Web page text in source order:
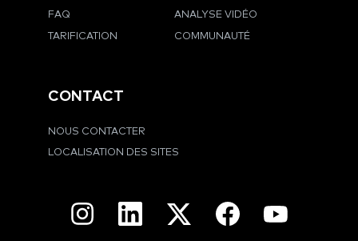
FAQ
TARIFICATION
ANALYSE VIDÉO
COMMUNAUTÉ
CONTACT
NOUS CONTACTER
LOCALISATION DES SITES